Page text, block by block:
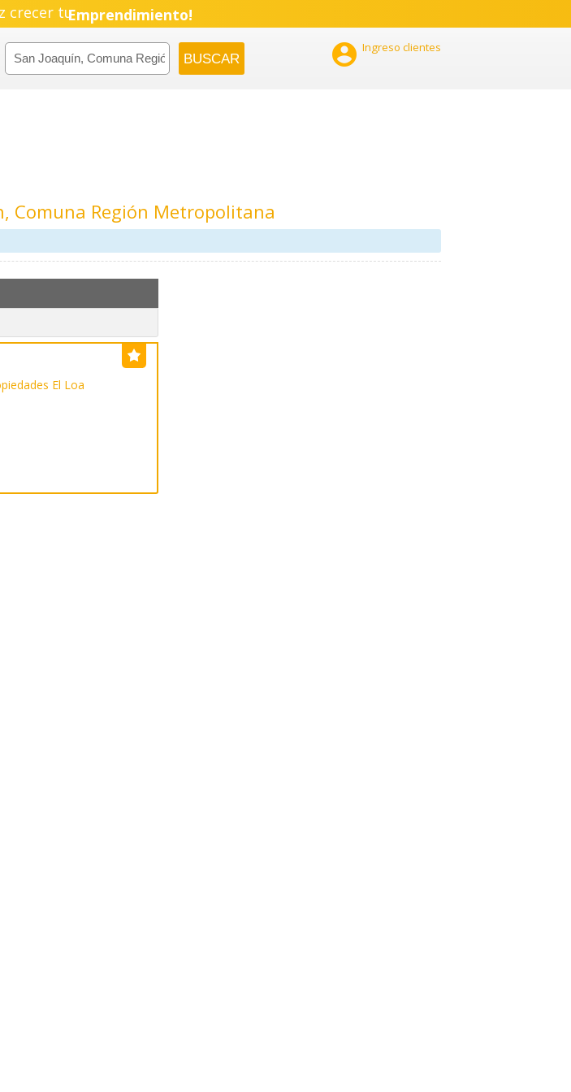
crecer tuPyme!
Emprendimiento!
 Ingreso clientes
Comuna Región Metropolitana